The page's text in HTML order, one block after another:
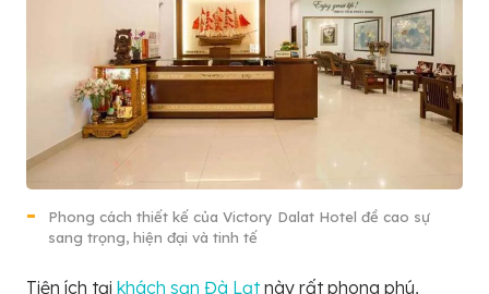
Phong cách thiết kế của Victory Dalat Hotel đề cao sự
sang trọng, hiện đại và tinh tế
Tiện ích tại khách sạn Đà Lạtnày rất phong phú,